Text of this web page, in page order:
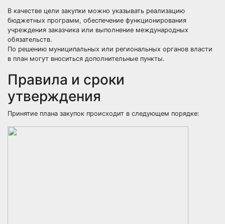
В качестве цели закупки можно указывать реализацию
бюджетных программ, обеспечение функционирования
учреждения заказчика или выполнение международных
обязательств.
По решению муниципальных или региональных органов власти
в план могут вноситься дополнительные пункты.
Правила и сроки
утверждения
Принятие плана закупок происходит в следующем порядке: